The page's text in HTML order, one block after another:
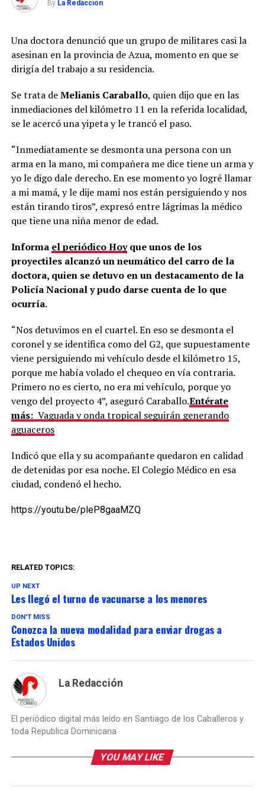
By La Redacción
Una doctora denunció que un grupo de militares casi la
asesinan en la provincia de Azua, momento en que se
dirigía del trabajo a su residencia.
Se trata deMelianis Caraballo, quien dijo que en las
inmediaciones del kilómetro 11 en la referida localidad,
se le acercó una yipeta y le trancó el paso.
“Inmediatamente se desmonta una persona con un
arma en la mano, mi compañera me dice tiene un arma y
yo le digo dale derecho. En ese momento yo logré llamar
a mi mamá, y le dije mami nos están persiguiendo y nos
están tirando tiros”, expresó entre lágrimas la médico
que tiene una niña menor de edad.
Informa el periódico Hoyque unos de los
proyectiles alcanzó un neumático del carro de la
doctora, quien se detuvo en un destacamento de la
Policía Nacional y pudo darse cuenta de lo que
ocurría.
“Nos detuvimos en el cuartel. En eso se desmonta el
coronel y se identifica como del G2, que supuestamente
viene persiguiendo mi vehículo desde el kilómetro 15,
porque me había volado el chequeo en vía contraria.
Primero no es cierto, no era mi vehículo, porque yo
vengo del proyecto 4”, aseguró Caraballo.Entérate
más:Vaguada y onda tropical seguirán generando
aguaceros
Indicó que ella y su acompañante quedaron en calidad
de detenidas por esa noche. El Colegio Médico en esa
ciudad, condenó el hecho.
https://youtu.be/pleP8gaaMZQ
RELATED TOPICS:
UP NEXT
Les llegó el turno de vacunarse a los menores
DON'T MISS
Conozca la nueva modalidad para enviar drogas a
Estados Unidos
La Redacción
El periódico digital más leído en Santiago de los Caballeros y
toda Republica Dominicana
YOU MAY LIKE